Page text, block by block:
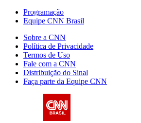
Programação
Equipe CNN Brasil
Sobre a CNN
Política de Privacidade
Termos de Uso
Fale com a CNN
Distribuição do Sinal
Faça parte da Equipe CNN